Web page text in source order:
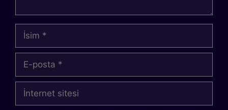
İsim
posta
İnternet
sitesi